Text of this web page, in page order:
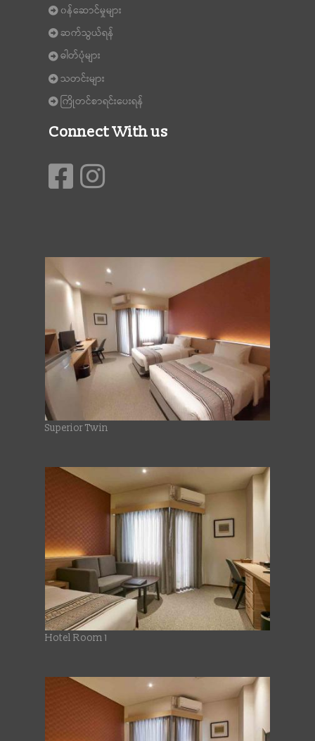
၀န်ဆောင်မှုများ
ဆက်သွယ်ရန်
ဓါတ်ပုံများ
သတင်းများ
ကြိုတင်စာရင်းပေးရန်
Connect With us
Superior Twin
Hotel Room 1